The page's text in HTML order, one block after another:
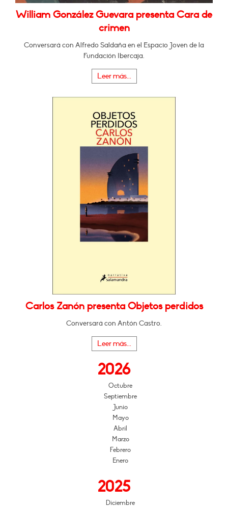
William González Guevara presenta Cara de
crimen
Conversará con Alfredo Saldaña en el Espacio Joven de la
Fundación Ibercaja.
Leer más...
Carlos Zanón presenta Objetos perdidos
Conversará con Antón Castro.
Leer más...
2026
Octubre
Septiembre
Junio
Mayo
Abril
Marzo
Febrero
Enero
2025
Diciembre